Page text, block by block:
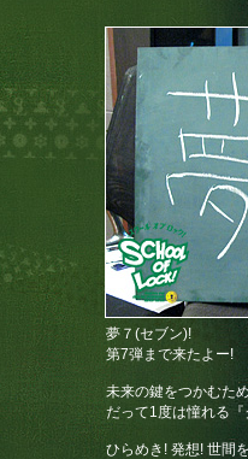
夢７(セブン)!
第7弾まで来たよー!
未来の鍵をつかむた
だって1度は憧れる
ひらめき! 発想! 世間